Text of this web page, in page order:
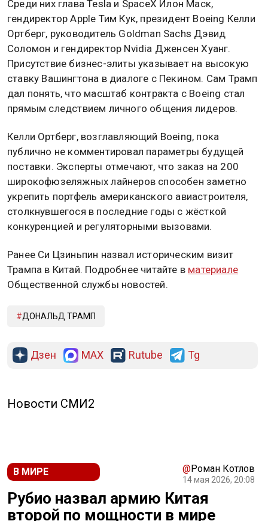
Среди них глава Tesla и SpaceX Илон Маск,
гендиректор Apple Тим Кук, президент Boeing Келли
Ортберг, руководитель Goldman Sachs Дэвид
Соломон и гендиректор Nvidia Дженсен Хуанг.
Присутствие бизнес-элиты указывает на высокую
ставку Вашингтона в диалоге с Пекином. Сам Трамп
дал понять, что масштаб контракта с Boeing стал
прямым следствием личного общения лидеров.
Келли Ортберг, возглавляющий Boeing, пока
публично не комментировал параметры будущей
поставки. Эксперты отмечают, что заказ на 200
широкофюзеляжных лайнеров способен заметно
укрепить портфель американского авиастроителя,
столкнувшегося в последние годы с жёсткой
конкуренцией и регуляторными вызовами.
Ранее Си Цзиньпин назвал историческим визит
Трампа в Китай. Подробнее читайте в материале
Общественной службы новостей.
ДОНАЛЬД ТРАМП
Дзен MAX Rutube Tg
Новости СМИ2
В МИРЕ @Роман Котлов
14 мая 2026, 20:08
Рубио назвал армию Китая
второй по мощности в мире